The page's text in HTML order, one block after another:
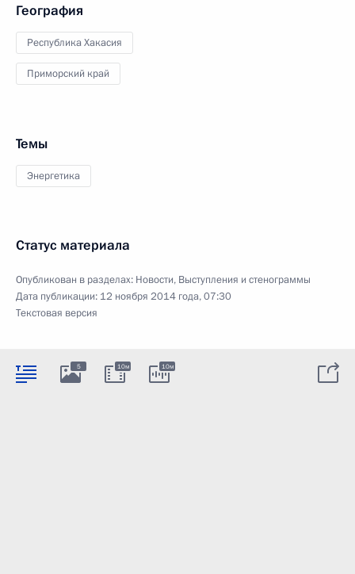
География
Республика Хакасия
Приморский край
Темы
Энергетика
Статус материала
Опубликован в разделах: Новости, Выступления и стенограммы
Дата публикации: 12 ноября 2014 года, 07:30
Текстовая версия
5 10м 10м